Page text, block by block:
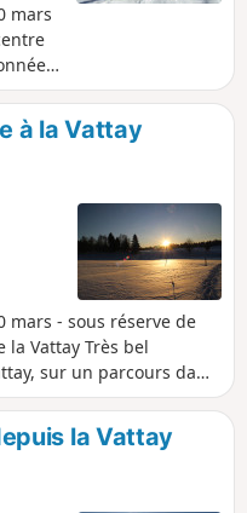
mars
et le
Le
à la Vattay
mars - sous réserve de
Vattay Très bel
sur un parcours damé
des enfants et qui
de la Haute Chaîne
en
est payant.
la Vattay